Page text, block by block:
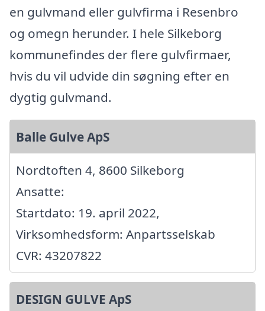
en gulvmand eller gulvfirma i Resenbro
og omegn herunder. I hele Silkeborg
kommunefindes der flere gulvfirmaer,
hvis du vil udvide din søgning efter en
dygtig gulvmand.
Balle Gulve ApS
Nordtoften 4, 8600 Silkeborg
Ansatte:
Startdato: 19. april 2022,
Virksomhedsform: Anpartsselskab
CVR: 43207822
DESIGN GULVE ApS